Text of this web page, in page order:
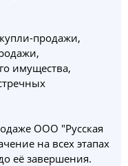
продажи,
имущества,
ООО "Русская
на всех этапах
её завершения.